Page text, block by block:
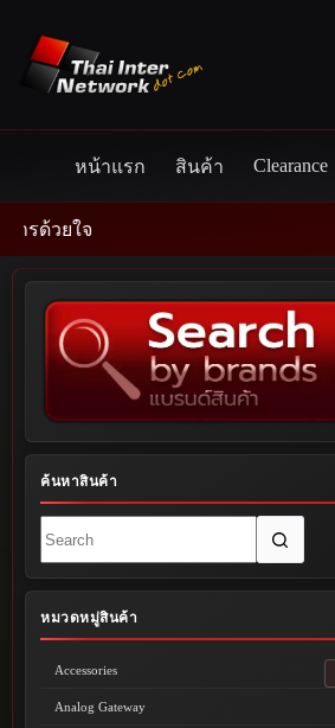
content
หน้าแรก สินค้า Clearance
ค้นหาสินค้า
results
หมวดหมู่สินค้า
Accessories
Analog Gateway